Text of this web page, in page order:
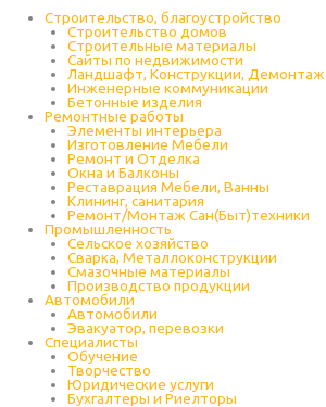
Строительство, благоустройство
Строительство домов
Строительные материалы
Сайты по недвижимости
Ландшафт, Конструкции, Демонтаж
Инженерные коммуникации
Бетонные изделия
Ремонтные работы
Элементы интерьера
Изготовление Мебели
Ремонт и Отделка
Окна и Балконы
Реставрация Мебели, Ванны
Клининг, санитария
Ремонт/Монтаж Сан(Быт)техники
Промышленность
Cельское хозяйство
Сварка, Металлоконструкции
Cмазочные материалы
Производство продукции
Автомобили
Автомобили
Эвакуатор, перевозки
Специалисты
Обучение
Творчество
Юридические услуги
Бухгалтеры и Риелторы